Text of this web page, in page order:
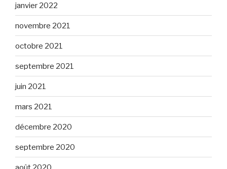
janvier 2022
novembre 2021
octobre 2021
septembre 2021
juin 2021
mars 2021
décembre 2020
septembre 2020